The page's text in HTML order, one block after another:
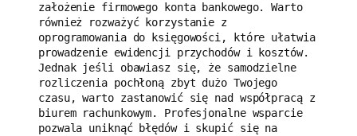
założenie firmowego konta bankowego. Warto
również rozważyć korzystanie z
oprogramowania do księgowości, które ułatwia
prowadzenie ewidencji przychodów i kosztów.
Jednak jeśli obawiasz się, że samodzielne
rozliczenia pochłoną zbyt dużo Twojego
czasu, warto zastanowić się nad współpracą z
biurem rachunkowym. Profesjonalne wsparcie
pozwala uniknąć błędów i skupić się na